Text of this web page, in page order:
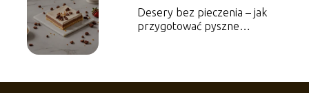
Desery bez pieczenia – jak
przygotować pyszne